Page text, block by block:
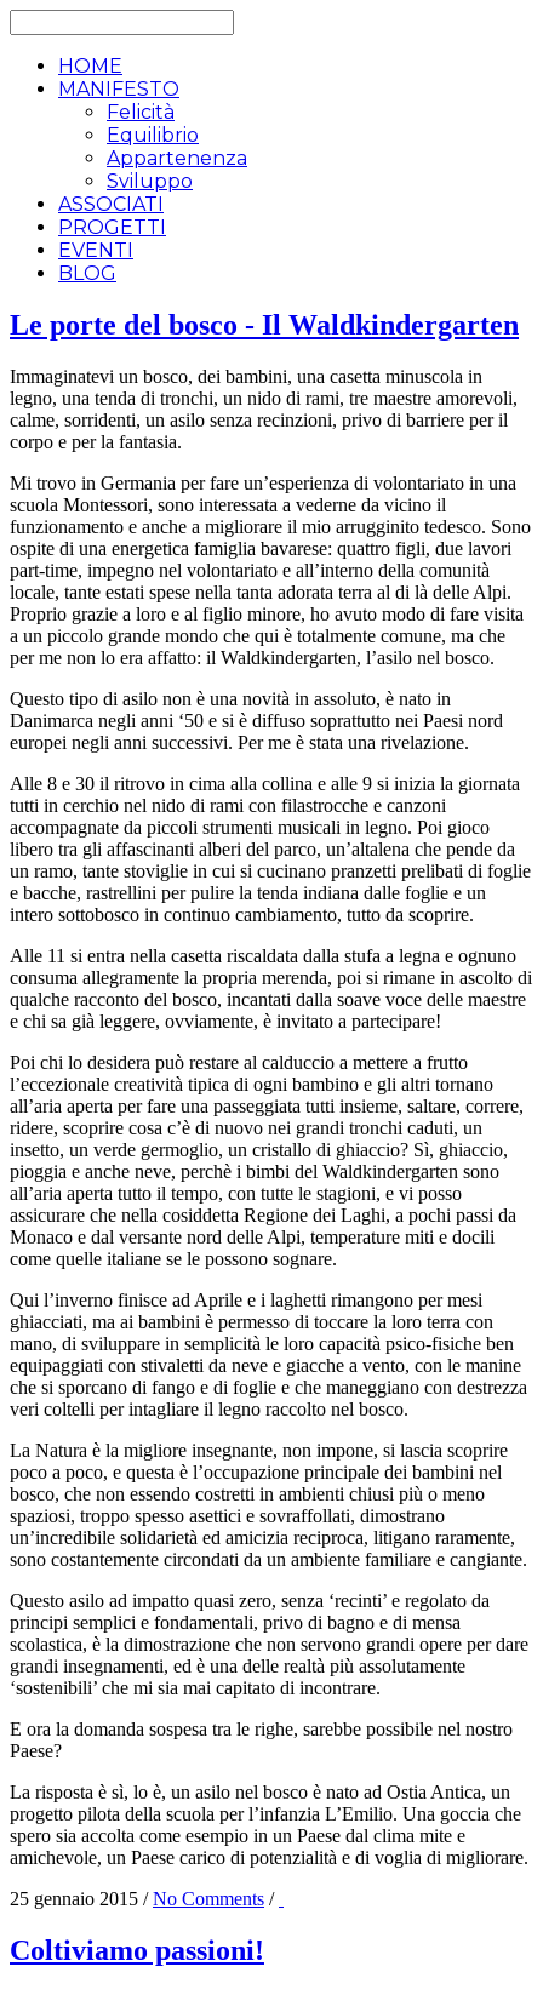
HOME
MANIFESTO
Felicità
Equilibrio
Appartenenza
Sviluppo
ASSOCIATI
PROGETTI
EVENTI
BLOG
Le porte del bosco - Il Waldkindergarten
Immaginatevi un bosco, dei bambini, una casetta minuscola in
legno, una tenda di tronchi, un nido di rami, tre maestre amorevoli,
calme, sorridenti, un asilo senza recinzioni, privo di barriere per il
corpo e per la fantasia.
Mi trovo in Germania per fare un’esperienza di volontariato in una
scuola Montessori, sono interessata a vederne da vicino il
funzionamento e anche a migliorare il mio arrugginito tedesco. Sono
ospite di una energetica famiglia bavarese: quattro figli, due lavori
part-time, impegno nel volontariato e all’interno della comunità
locale, tante estati spese nella tanta adorata terra al di là delle Alpi.
Proprio grazie a loro e al figlio minore, ho avuto modo di fare visita
a un piccolo grande mondo che qui è totalmente comune, ma che
per me non lo era affatto: il Waldkindergarten, l’asilo nel bosco.
Questo tipo di asilo non è una novità in assoluto, è nato in
Danimarca negli anni ‘50 e si è diffuso soprattutto nei Paesi nord
europei negli anni successivi. Per me è stata una rivelazione.
Alle 8 e 30 il ritrovo in cima alla collina e alle 9 si inizia la giornata
tutti in cerchio nel nido di rami con filastrocche e canzoni
accompagnate da piccoli strumenti musicali in legno. Poi gioco
libero tra gli affascinanti alberi del parco, un’altalena che pende da
un ramo, tante stoviglie in cui si cucinano pranzetti prelibati di foglie
e bacche, rastrellini per pulire la tenda indiana dalle foglie e un
intero sottobosco in continuo cambiamento, tutto da scoprire.
Alle 11 si entra nella casetta riscaldata dalla stufa a legna e ognuno
consuma allegramente la propria merenda, poi si rimane in ascolto di
qualche racconto del bosco, incantati dalla soave voce delle maestre
e chi sa già leggere, ovviamente, è invitato a partecipare!
Poi chi lo desidera può restare al calduccio a mettere a frutto
l’eccezionale creatività tipica di ogni bambino e gli altri tornano
all’aria aperta per fare una passeggiata tutti insieme, saltare, correre,
ridere, scoprire cosa c’è di nuovo nei grandi tronchi caduti, un
insetto, un verde germoglio, un cristallo di ghiaccio? Sì, ghiaccio,
pioggia e anche neve, perchè i bimbi del Waldkindergarten sono
all’aria aperta tutto il tempo, con tutte le stagioni, e vi posso
assicurare che nella cosiddetta Regione dei Laghi, a pochi passi da
Monaco e dal versante nord delle Alpi, temperature miti e docili
come quelle italiane se le possono sognare.
Qui l’inverno finisce ad Aprile e i laghetti rimangono per mesi
ghiacciati, ma ai bambini è permesso di toccare la loro terra con
mano, di sviluppare in semplicità le loro capacità psico-fisiche ben
equipaggiati con stivaletti da neve e giacche a vento, con le manine
che si sporcano di fango e di foglie e che maneggiano con destrezza
veri coltelli per intagliare il legno raccolto nel bosco.
La Natura è la migliore insegnante, non impone, si lascia scoprire
poco a poco, e questa è l’occupazione principale dei bambini nel
bosco, che non essendo costretti in ambienti chiusi più o meno
spaziosi, troppo spesso asettici e sovraffollati, dimostrano
un’incredibile solidarietà ed amicizia reciproca, litigano raramente,
sono costantemente circondati da un ambiente familiare e cangiante.
Questo asilo ad impatto quasi zero, senza ‘recinti’ e regolato da
principi semplici e fondamentali, privo di bagno e di mensa
scolastica, è la dimostrazione che non servono grandi opere per dare
grandi insegnamenti, ed è una delle realtà più assolutamente
‘sostenibili’ che mi sia mai capitato di incontrare.
E ora la domanda sospesa tra le righe, sarebbe possibile nel nostro
Paese?
La risposta è sì, lo è, un asilo nel bosco è nato ad Ostia Antica, un
progetto pilota della scuola per l’infanzia L’Emilio. Una goccia che
spero sia accolta come esempio in un Paese dal clima mite e
amichevole, un Paese carico di potenzialità e di voglia di migliorare.
25 gennaio 2015 / No Comments /
Coltiviamo passioni!